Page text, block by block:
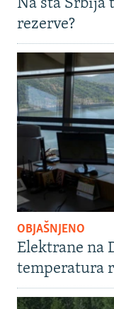
Na šta Srbija
rezerve?
OBJAŠNJENO
Elektrane na
temperatura